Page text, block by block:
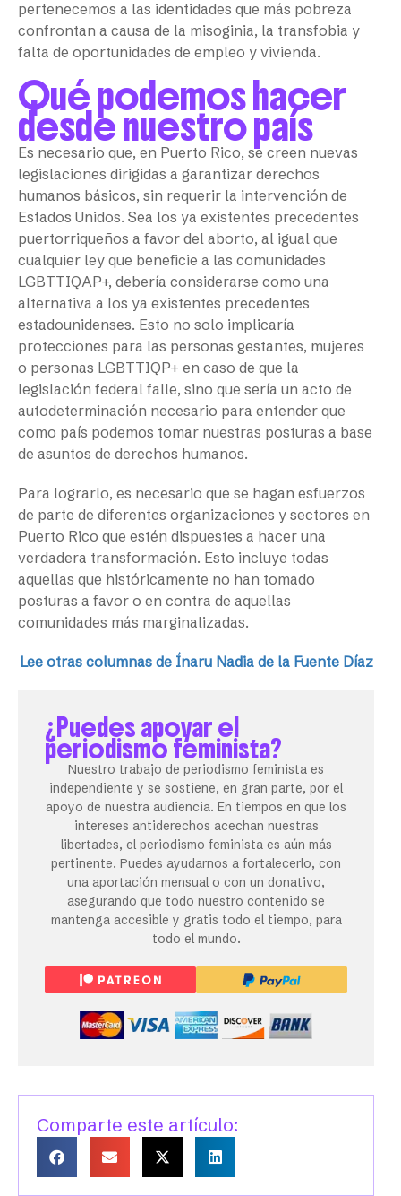
pertenecemos a las identidades que más pobreza
confrontan a causa de la misoginia, la transfobia y
falta de oportunidades de empleo y vivienda.
Qué podemos hacer
desde nuestro país
Es necesario que, en Puerto Rico, se creen nuevas
legislaciones dirigidas a garantizar derechos
humanos básicos, sin requerir la intervención de
Estados Unidos. Sea los ya existentes precedentes
puertorriqueños a favor del aborto, al igual que
cualquier ley que beneficie a las comunidades
LGBTTIQAP+, debería considerarse como una
alternativa a los ya existentes precedentes
estadounidenses. Esto no solo implicaría
protecciones para las personas gestantes, mujeres
o personas LGBTTIQP+ en caso de que la
legislación federal falle, sino que sería un acto de
autodeterminación necesario para entender que
como país podemos tomar nuestras posturas a base
de asuntos de derechos humanos.
Para lograrlo, es necesario que se hagan esfuerzos
de parte de diferentes organizaciones y sectores en
Puerto Rico que estén dispuestes a hacer una
verdadera transformación. Esto incluye todas
aquellas que históricamente no han tomado
posturas a favor o en contra de aquellas
comunidades más marginalizadas.
Lee otras columnas de Ínaru Nadia de la Fuente Díaz
¿Puedes apoyar el
periodismo feminista?
Nuestro trabajo de periodismo feminista es
independiente y se sostiene, en gran parte, por el
apoyo de nuestra audiencia. En tiempos en que los
intereses antiderechos acechan nuestras
libertades, el periodismo feminista es aún más
pertinente. Puedes ayudarnos a fortalecerlo, con
una aportación mensual o con un donativo,
asegurando que todo nuestro contenido se
mantenga accesible y gratis todo el tiempo, para
todo el mundo.
Comparte este artículo: